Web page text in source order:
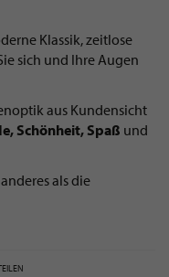
Klassik, zeitlose
sich und Ihre Augen
aus Kundensicht
Schönheit, Spaß und
als die